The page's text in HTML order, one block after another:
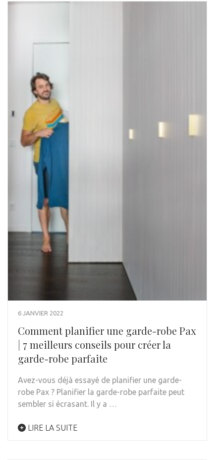
6 JANVIER 2022
Comment planifier une garde-robe Pax
| 7 meilleurs conseils pour créer la
garde-robe parfaite
Avez-vous déjà essayé de planifier une garde-
robe Pax ? Planifier la garde-robe parfaite peut
sembler si écrasant. Il y a …
LIRE LA SUITE